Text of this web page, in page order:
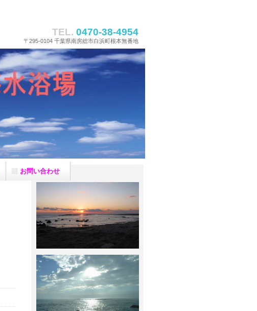
TEL. 0470-38-4954
〒295-0104 千葉県南房総市白浜町根本無番地
お問い合わせ